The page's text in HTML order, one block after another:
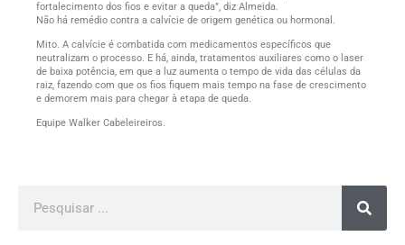
fortalecimento dos fios e evitar a queda”, diz Almeida.
Não há remédio contra a calvície de origem genética ou hormonal.
Mito. A calvície é combatida com medicamentos específicos que
neutralizam o processo. E há, ainda, tratamentos auxiliares como o laser
de baixa potência, em que a luz aumenta o tempo de vida das células da
raiz, fazendo com que os fios fiquem mais tempo na fase de crescimento
e demorem mais para chegar à etapa de queda.
Equipe Walker Cabeleireiros.